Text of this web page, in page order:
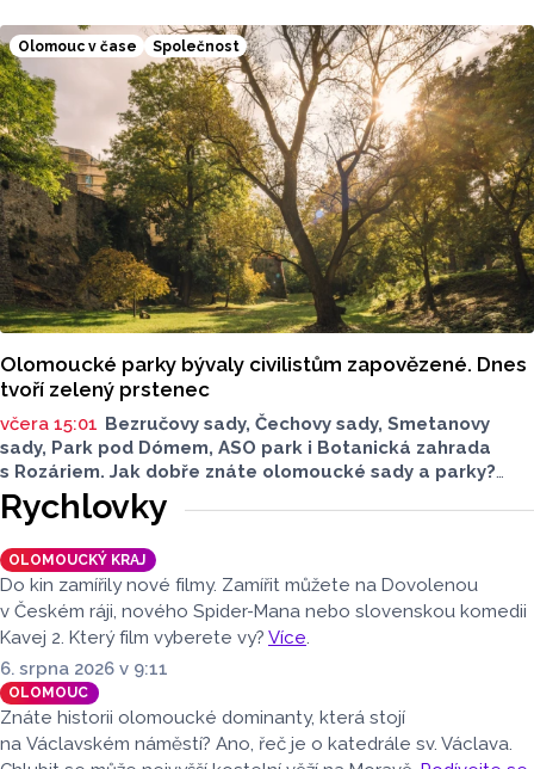
v Přerově Hvězdárna. Na obou místech bude možné
pohlédnout na slunce speciální technikou.
Olomouc v čase Společnost
Olomoucké parky bývaly civilistům zapovězené. Dnes
tvoří zelený prstenec
včera 15:01 Bezručovy sady, Čechovy sady, Smetanovy
sady, Park pod Dómem, ASO park i Botanická zahrada
s Rozáriem. Jak dobře znáte olomoucké sady a parky?
Dnes se v nich běžně procházíme a kocháme se krásami,
které v nich jsou. Vždy tomu tak ale nebylo.
Rychlovky
OLOMOUCKÝ KRAJ
Do kin zamířily nové filmy. Zamířit můžete na Dovolenou
v Českém ráji, nového Spider-Mana nebo slovenskou komedii
Kavej 2. Který film vyberete vy? Více.
6. srpna 2026 v 9:11
OLOMOUC
Znáte historii olomoucké dominanty, která stojí
na Václavském náměstí? Ano, řeč je o katedrále sv. Václava.